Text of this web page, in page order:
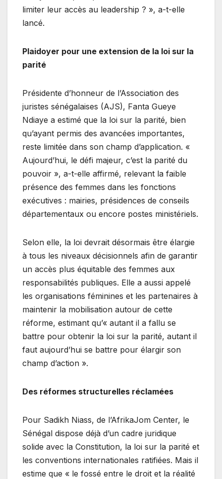
limiter leur accès au leadership ? », a-t-elle
lancé.
Plaidoyer pour une extension de la loi sur la
parité
Présidente d’honneur de l’Association des
juristes sénégalaises (AJS), Fanta Gueye
Ndiaye a estimé que la loi sur la parité, bien
qu’ayant permis des avancées importantes,
reste limitée dans son champ d’application. «
Aujourd’hui, le défi majeur, c’est la parité du
pouvoir », a-t-elle affirmé, relevant la faible
présence des femmes dans les fonctions
exécutives : mairies, présidences de conseils
départementaux ou encore postes ministériels.
Selon elle, la loi devrait désormais être élargie
à tous les niveaux décisionnels afin de garantir
un accès plus équitable des femmes aux
responsabilités publiques. Elle a aussi appelé
les organisations féminines et les partenaires à
maintenir la mobilisation autour de cette
réforme, estimant qu’« autant il a fallu se
battre pour obtenir la loi sur la parité, autant il
faut aujourd’hui se battre pour élargir son
champ d’action ».
Des réformes structurelles réclamées
Pour Sadikh Niass, de l’AfrikaJom Center, le
Sénégal dispose déjà d’un cadre juridique
solide avec la Constitution, la loi sur la parité et
les conventions internationales ratifiées. Mais il
estime que « le fossé entre le droit et la réalité